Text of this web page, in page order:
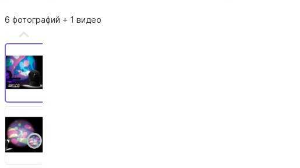
6 фотографий + 1 видео